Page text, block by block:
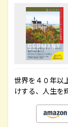
世界を４０年以
けする、人生を